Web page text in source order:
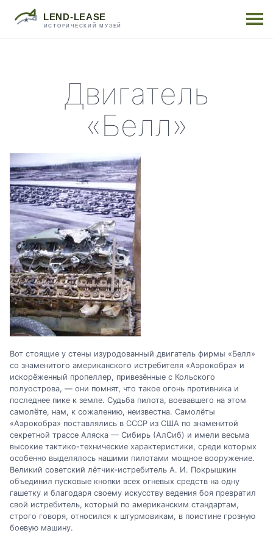
Двигатель
«Белл»
Вот стоящие у стены изуродованный двигатель фирмы «Белл»
со знаменитого американского истребителя «Аэрокобра» и
искорёженный пропеллер, привезённые с Кольского
полуострова, — они помнят, что такое огонь противника и
последнее пике к земле. Судьба пилота, воевавшего на этом
самолёте, нам, к сожалению, неизвестна. Самолёты
«Аэрокобра» поставлялись в СССР из США по знаменитой
секретной трассе Аляска — Сибирь (АлСиб) и имели весьма
высокие тактико-технические характеристики, среди которых
особенно выделялось нашими пилотами мощное вооружение.
Великий советский лётчик-истребитель А. И. Покрышкин
объединил пусковые кнопки всех огневых средств на одну
гашетку и благодаря своему искусству ведения боя превратил
свой истребитель, который по американским стандартам,
строго говоря, относился к штурмовикам, в поистине грозную
боевую машину.